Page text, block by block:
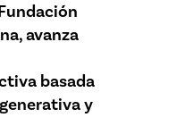
avanza
basada
y